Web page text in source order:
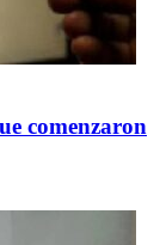
comenzaron